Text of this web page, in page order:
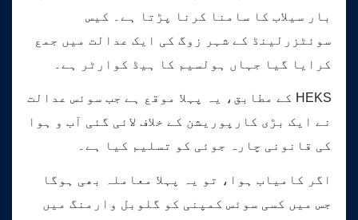
بار سیلاب کا سامنا کرنا پڑتا ہے۔ کیس
سوئٹزرلینڈ کے شہر زوگ کی ایک عدالت میں جمع
کرایا گیا جہاں ہولسیم کا ہیڈ کوارٹر ہے۔
HEKS کے مطابق، یہ پہلا موقع ہے جب سوئس عدالت
نے ایک بڑی کارپوریشن کے خلاف لائی گئی آب و ہوا
کی قانونی چارہ جوئی کو تسلیم کیا ہے۔
اگر کامیاب ہوا، تو یہ پہلا معاملہ بھی ہوگا
جس میں کسی سوئس کمپنی کو گلوبل وارمنگ میں